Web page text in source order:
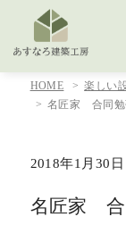
HOME
楽しい
名匠家 合同勉
2018年1月30日
名匠家 合